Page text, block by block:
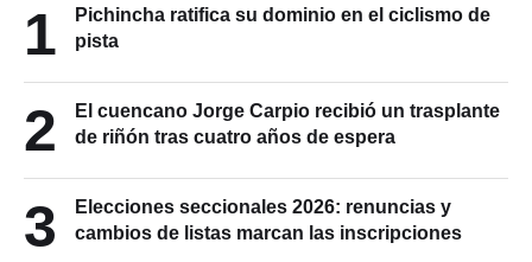
1
Pichincha ratifica su dominio en el ciclismo de
pista
2
El cuencano Jorge Carpio recibió un trasplante
de riñón tras cuatro años de espera
3
Elecciones seccionales 2026: renuncias y
cambios de listas marcan las inscripciones